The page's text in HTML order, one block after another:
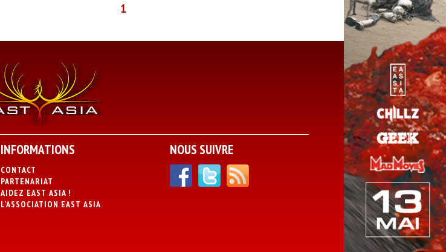
1
INFORMATIONS
CONTACT
PARTENARIAT
AIDEZ EAST ASIA !
L’ASSOCIATION EAST ASIA
NOUS SUIVRE